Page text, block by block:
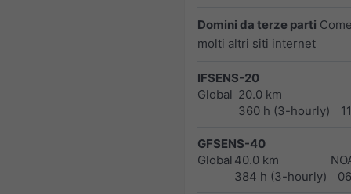
Domini da terze parti
molti altri siti internet
IFSENS-20
Global 20.0 km
360 h (3-hourly)
GFSENS-40
Global 40.0 km
384 h (3-hourly)